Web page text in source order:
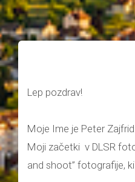
Lep pozdrav!
Moje Ime je Peter
Moji začetki v DLSR
and shoot” fotografije,